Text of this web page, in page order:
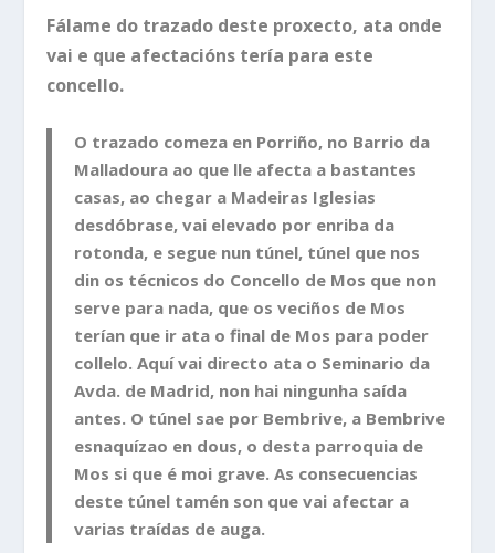
Fálame do trazado deste proxecto, ata onde
vai e que afectacións tería para este
concello.
O trazado comeza en Porriño, no Barrio da
Malladoura ao que lle afecta a bastantes
casas, ao chegar a Madeiras Iglesias
desdóbrase, vai elevado por enriba da
rotonda, e segue nun túnel, túnel que nos
din os técnicos do Concello de Mos que non
serve para nada, que os veciños de Mos
terían que ir ata o final de Mos para poder
collelo. Aquí vai directo ata o Seminario da
Avda. de Madrid, non hai ningunha saída
antes. O túnel sae por Bembrive, a Bembrive
esnaquízao en dous, o desta parroquia de
Mos si que é moi grave. As consecuencias
deste túnel tamén son que vai afectar a
varias traídas de auga.